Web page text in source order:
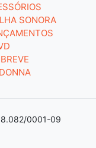
SONORA
0001-09